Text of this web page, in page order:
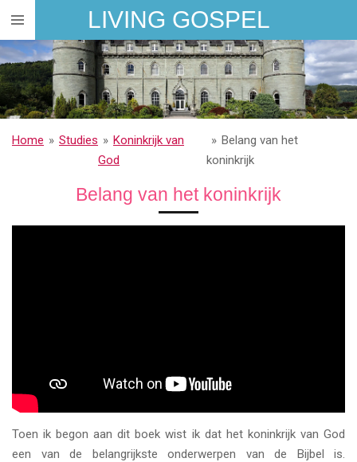
Ga
direct
naar
de
hoofdinhoud
LIVING GOSPEL
Home » Studies » Koninkrijk van
God
» Belang van het
koninkrijk
Belang van het koninkrijk
Toen ik begon aan dit boek wist ik dat het koninkrijk van God
een van de belangrijkste onderwerpen van de Bijbel is.